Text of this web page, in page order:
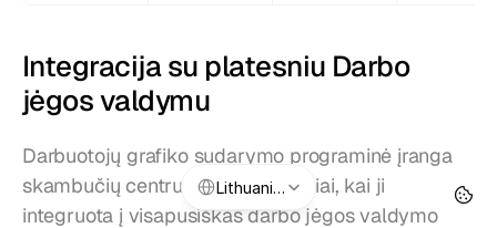
Integracija su platesniu Darbo
jėgos valdymu
Darbuotojų grafiko sudarymo programinė įranga
skambučių centrui veikia geriausiai, kai ji
integruota į visapusiškas darbo jėgos valdymo
Lithuanian